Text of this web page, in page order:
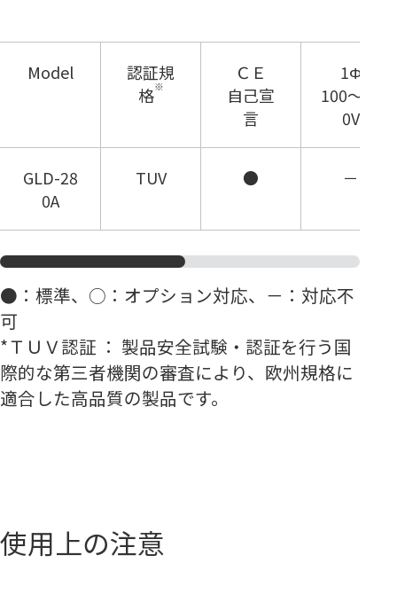
Model
認証規
格※
ＣＥ
自己宣
言
1Φ
100～12
0V
GLD-28
0A
TUV ● －
●：標準、○：オプション対応、－：対応不
可
*ＴＵＶ認証 ： 製品安全試験・認証を行う国
際的な第三者機関の審査により、欧州規格に
適合した高品質の製品です。
使用上の注意